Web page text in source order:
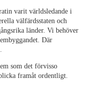
varit världsledande i
välfärdsstaten och
länder. Vi behöver
Där
som det förvisso
framåt ordentligt.